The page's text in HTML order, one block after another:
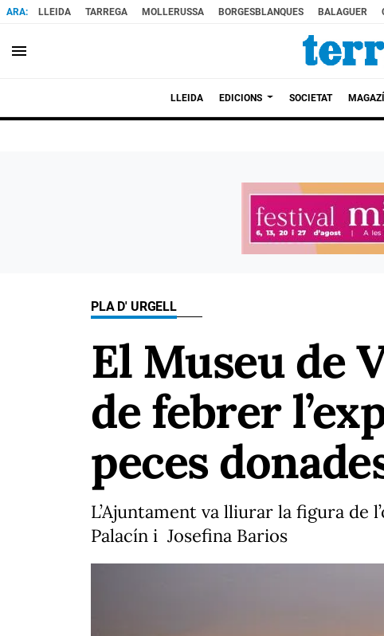
LLEIDA TARREGA MOLLERUSSA BORGESBLANQUES BALAGUER
menu
LLEIDA EDICIONS SOCIETAT
PLA D' URGELL
El Museu de
de febrer
peces
L’Ajuntament va lliurar la figura de
Palacín i Josefina Barios